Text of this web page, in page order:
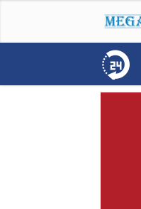
Norweç silahlı kuvvetleri kadınlardan oluşan özel kuvvetler eğitimlerini başlattı.